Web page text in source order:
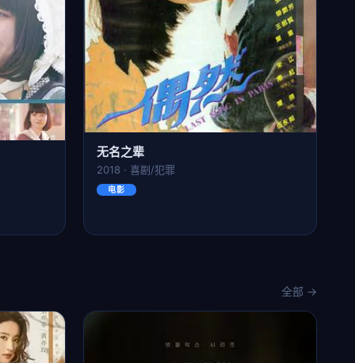
无名之辈
2018 · 喜剧/犯罪
电影
全部 →